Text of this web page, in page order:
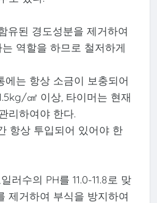
유된 경도성분을 제거하여
역할을 하므로 철저하게
에는 항상 소금이 보충되어
㎠ 이상, 타이머는 현재
리하여야 한다.
항상 투입되어 있어야 한
러수의 PH를 11.0-11.8로 맞
제거하여 부식을 방지하여